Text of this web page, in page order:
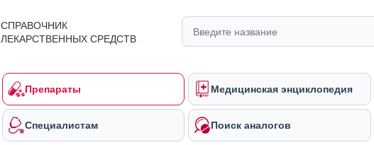
СПРАВОЧНИК
ЛЕКАРСТВЕННЫХ СРЕДСТВ
Препараты Медицинская энциклопедия
Специалистам Поиск аналогов